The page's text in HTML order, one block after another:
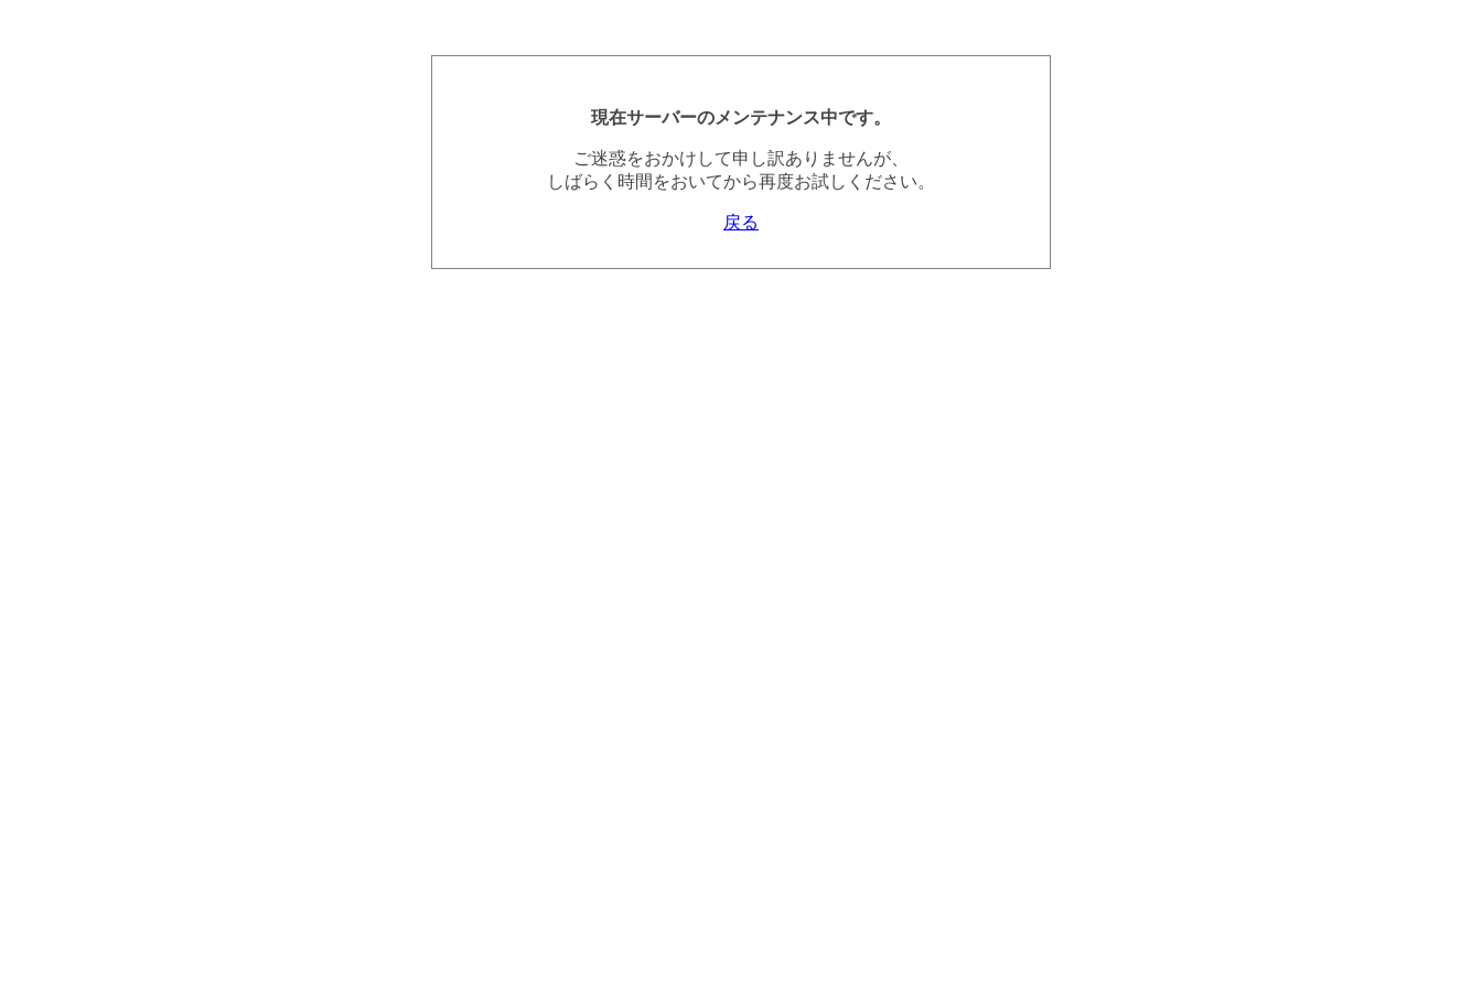
現在サーバーのメンテナンス中です。
ご迷惑をおかけして申し訳ありませんが、
しばらく時間をおいてから再度お試しください。
戻る